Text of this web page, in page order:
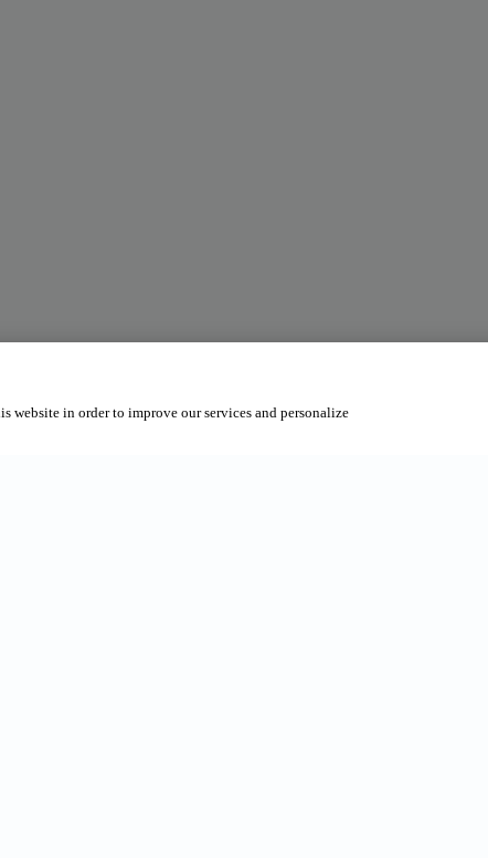
in order to improve our services and personalize